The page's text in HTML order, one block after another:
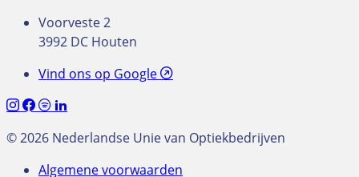
Voorveste 2
3992 DC Houten
Vind ons op Google
© 2026 Nederlandse Unie van Optiekbedrijven
Algemene voorwaarden